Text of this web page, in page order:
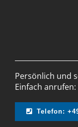
Persönlich und
Einfach anrufen:
Telefon: